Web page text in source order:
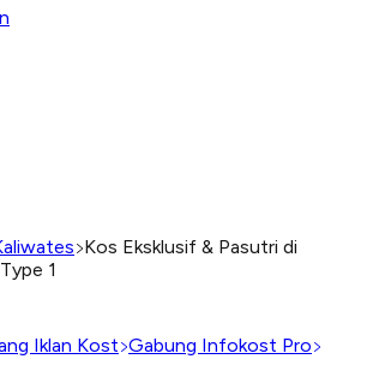
Kos Eksklusif & Pasutri di
1
Iklan Kost Gabung Infokost Pro